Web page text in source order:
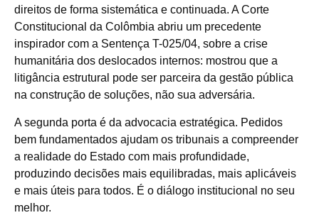
direitos de forma sistemática e continuada. A Corte
Constitucional da Colômbia abriu um precedente
inspirador com a Sentença T-025/04, sobre a crise
humanitária dos deslocados internos: mostrou que a
litigância estrutural pode ser parceira da gestão pública
na construção de soluções, não sua adversária.
A segunda porta é da advocacia estratégica. Pedidos
bem fundamentados ajudam os tribunais a compreender
a realidade do Estado com mais profundidade,
produzindo decisões mais equilibradas, mais aplicáveis
e mais úteis para todos. É o diálogo institucional no seu
melhor.